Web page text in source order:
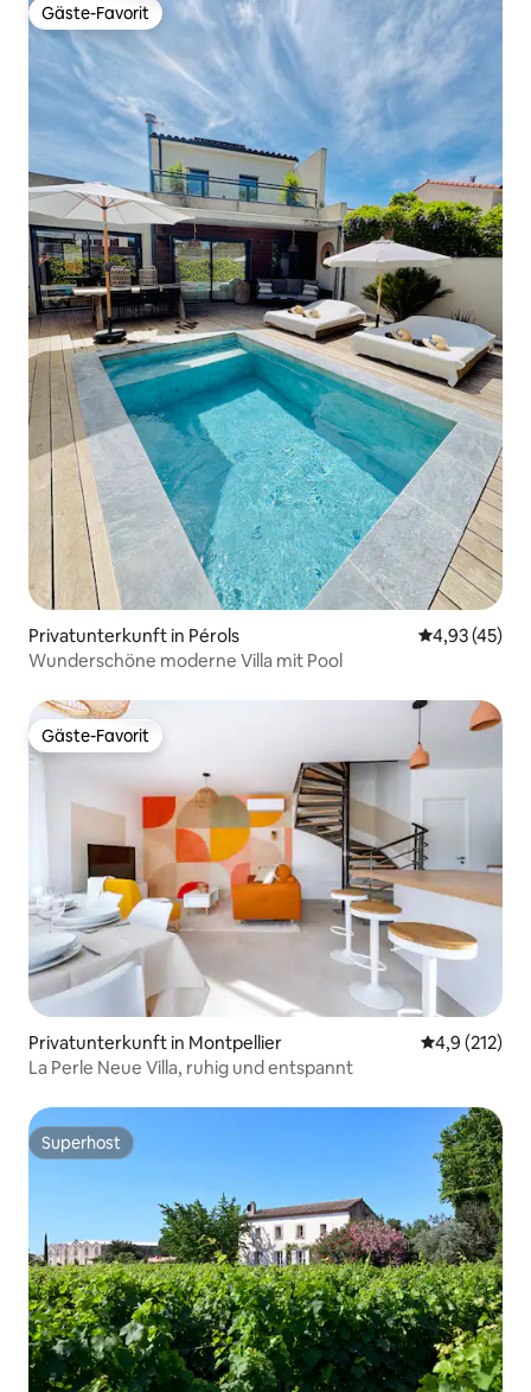
Gäste-Favorit
Gäste-Favorit
Privatunterkunft in Pérols
4,93 (45)
Wunderschöne moderne Villa mit Pool
Gäste-Favorit
Gäste-Favorit
Privatunterkunft in Montpellier
4,9 (212)
La Perle Neue Villa, ruhig und entspannt
Superhost
Superhost